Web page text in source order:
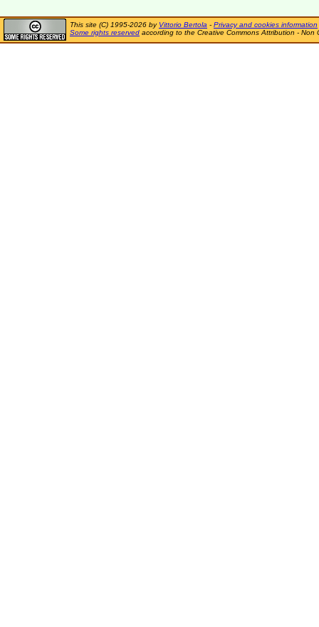
This site (C) 1995-2026 by Vittorio Bertola - Privacy and cookies information
Some rights reserved according to the Creative Commons Attribution - Non